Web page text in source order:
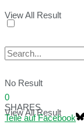
View All Result
No Result
View All Result
0
SHARES
Teile auf Facebook